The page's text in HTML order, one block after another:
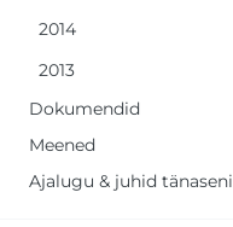
2014
2013
Dokumendid
Meened
Ajalugu & juhid tänaseni